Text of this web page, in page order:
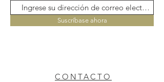
Suscríbase ahora
CONTACTO